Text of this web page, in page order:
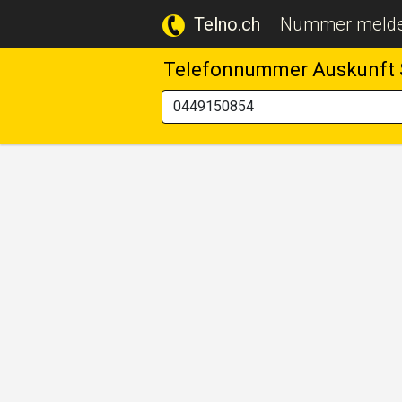
Telno.ch Nummer
Telefonnummer Auskunft